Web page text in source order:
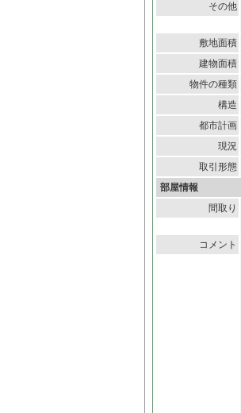
その他
敷地面積
建物面積
物件の種類
構造
都市計画
現況
取引形態
部屋情報
間取り
コメント